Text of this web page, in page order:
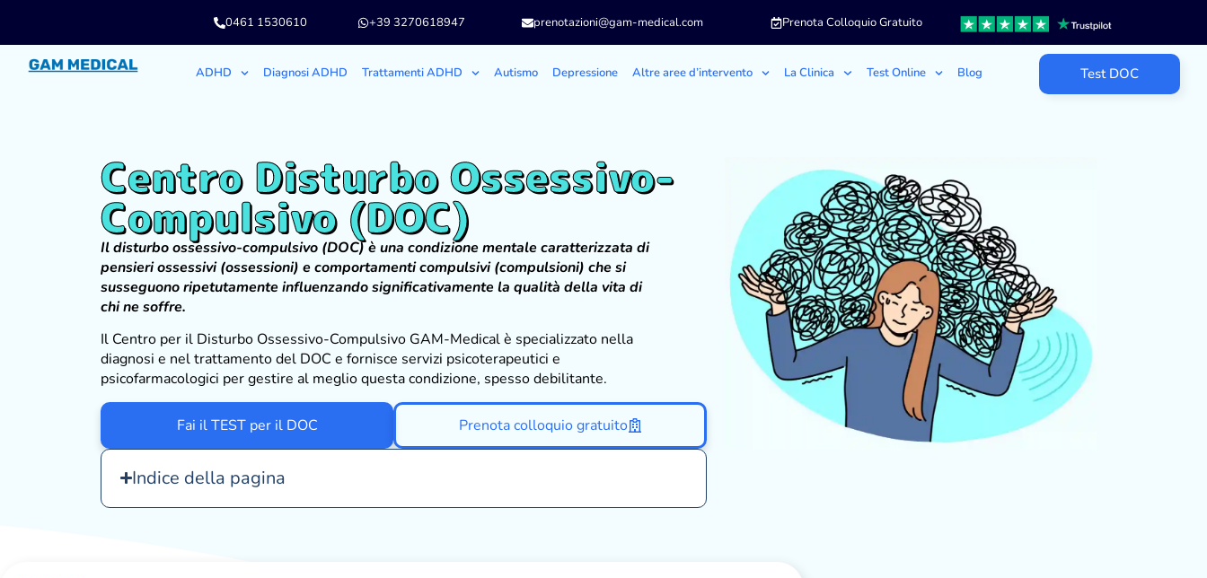
0461 1530610 +39 3270618947 prenotazioni@gam-medical.com Prenota Colloquio Gratuito
ADHD Diagnosi ADHD Trattamenti ADHD Autismo Depressione Altre aree d’intervento La Clinica Test Online Blog Test DOC
Centro Disturbo Ossessivo-
Compulsivo (DOC)
Il disturbo ossessivo-compulsivo (DOC) è una condizione mentale caratterizzata di
pensieri ossessivi (ossessioni) e comportamenti compulsivi (compulsioni) che si
susseguono ripetutamente influenzando significativamente la qualità della vita di
chi ne soffre.
Il Centro per il Disturbo Ossessivo-Compulsivo GAM-Medical è specializzato nella
diagnosi e nel trattamento del DOC e fornisce servizi psicoterapeutici e
psicofarmacologici per gestire al meglio questa condizione, spesso debilitante.
Fai il TEST per il DOC Prenota colloquio gratuito
Indice della pagina